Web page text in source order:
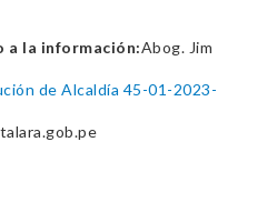
a la información:Abog. Jim
de Alcaldía 45-01-2023-